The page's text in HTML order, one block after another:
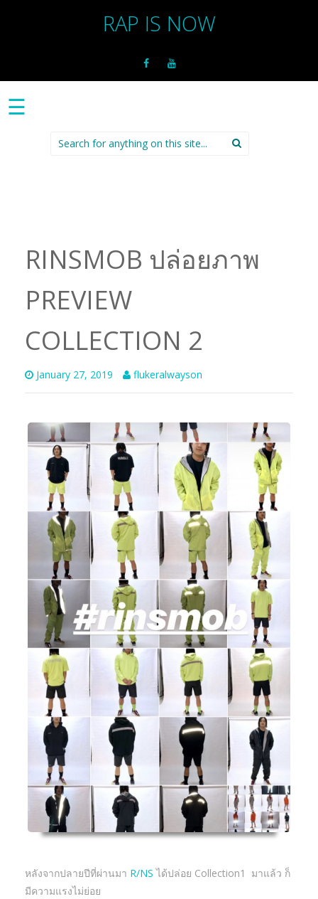
RAP IS NOW
☰
Search
for:
RINSMOB ปล่อยภาพ
PREVIEW
COLLECTION 2
January 27, 2019 flukeralwayson
หลังจากปลายปีที่ผ่านมา R/NS ได้ปล่อย Collection1 มาแล้ว ก็
มีความแรงไม่ย่อย